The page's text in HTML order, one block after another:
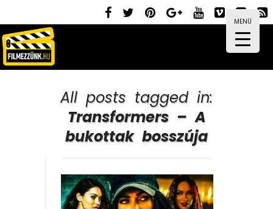
MENÜ
All posts tagged in:
Transformers – A
bukottak bosszúja